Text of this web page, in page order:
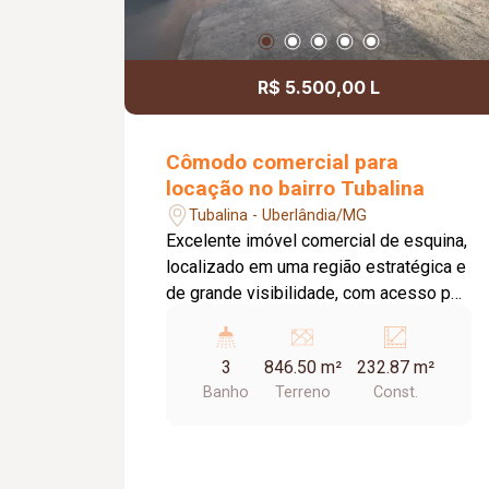
R$ 5.500,00 L
Cômodo comercial para
locação no bairro Tubalina
Tubalina - Uberlândia/MG
Excelente imóvel comercial de esquina,
localizado em uma região estratégica e
de grande visibilidade, com acesso por
clientes, fornecedores e veículos. O
imóvel conta com um amplo salão de
aproximadamente 80 m², com frente
3
Banho
846.50 m²
Terreno
232.87 m²
Const.